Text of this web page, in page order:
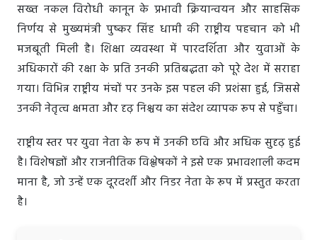
सख्त नकल विरोधी कानून के प्रभावी क्रियान्वयन और साहसिक
निर्णय से मुख्यमंत्री पुष्कर सिंह धामी की राष्ट्रीय पहचान को भी
मजबूती मिली है। शिक्षा व्यवस्था में पारदर्शिता और युवाओं के
अधिकारों की रक्षा के प्रति उनकी प्रतिबद्धता को पूरे देश में सराहा
गया। विभिन्न राष्ट्रीय मंचों पर उनके इस पहल की प्रशंसा हुई, जिससे
उनकी नेतृत्व क्षमता और दृढ़ निश्चय का संदेश व्यापक रूप से पहुँचा।
राष्ट्रीय स्तर पर युवा नेता के रूप में उनकी छवि और अधिक सुदृढ़ हुई
है। विशेषज्ञों और राजनीतिक विश्लेषकों ने इसे एक प्रभावशाली कदम
माना है, जो उन्हें एक दूरदर्शी और निडर नेता के रूप में प्रस्तुत करता
है।